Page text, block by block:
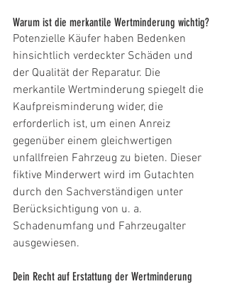
Warum ist die merkantile Wertminderung wichtig?
Potenzielle Käufer haben Bedenken
hinsichtlich verdeckter Schäden und
der Qualität der Reparatur. Die
merkantile Wertminderung spiegelt die
Kaufpreisminderung wider, die
erforderlich ist, um einen Anreiz
gegenüber einem gleichwertigen
unfallfreien Fahrzeug zu bieten. Dieser
fiktive Minderwert wird im Gutachten
durch den Sachverständigen unter
Berücksichtigung von u. a.
Schadenumfang und Fahrzeugalter
ausgewiesen.
Dein Recht auf Erstattung der Wertminderung